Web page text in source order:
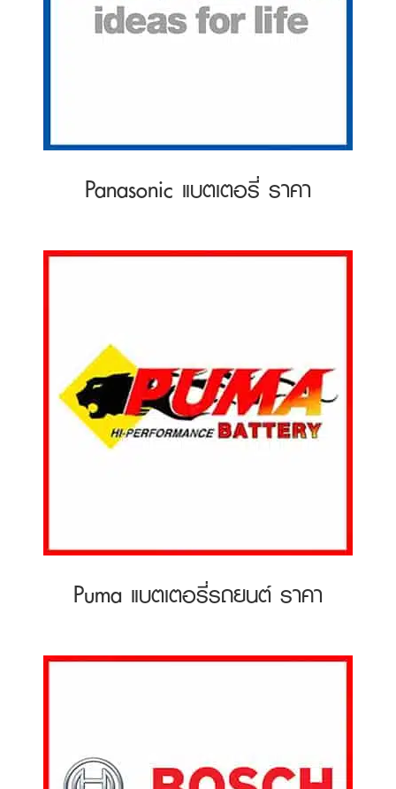
Panasonic แบตเตอรี่ ราคา
Puma แบตเตอรี่รถยนต์ ราคา